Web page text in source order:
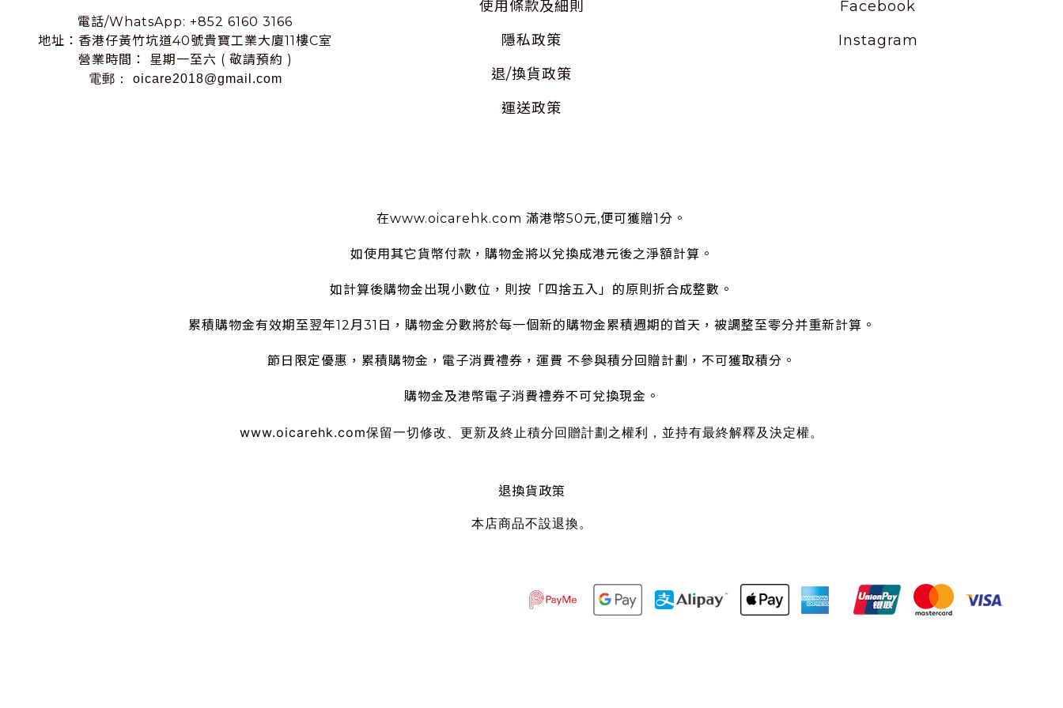
電話/WhatsApp: +852 6160 3166
地址：香港仔黃竹坑道40號貴寶工業大廈11樓C室
營業時間： 星期一至六 ( 敬請預約 )
電郵： oicare2018@gmail.com
使用條款及細則
隱私政策
退/換貨政策
運送政策
Facebook
Instagram
在www.oicarehk.com 滿港幣50元,便可獲贈1分。
如使用其它貨幣付款，購物金將以兌換成港元後之淨額計算。
如計算後購物金出現小數位，則按「四捨五入」的原則折合成整數。
累積購物金有效期至翌年12月31日，購物金分數將於每一個新的購物金累積週期的首天，被調整至零分并重新計算。
節日限定優惠，累積購物金，電子消費禮券，運費 不參與積分回贈計劃，不可獲取積分。
購物金及港幣電子消費禮券不可兌換現金。
www.oicarehk.com保留一切修改、更新及終止積分回贈計劃之權利，並持有最終解釋及決定權。
退換貨政策
本店商品不設退換。